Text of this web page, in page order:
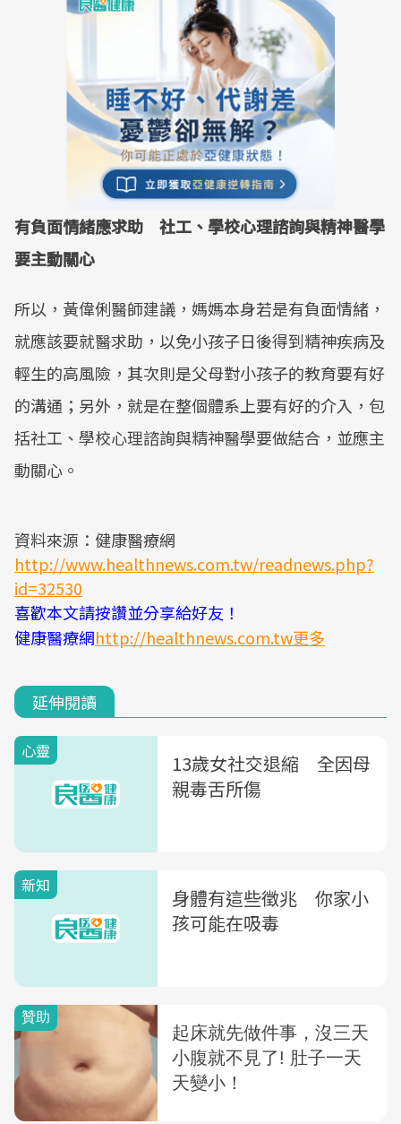
有負面情緒應求助 社工、學校心理諮詢與精神醫學
要主動關心
所以，黃偉俐醫師建議，媽媽本身若是有負面情緒，
就應該要就醫求助，以免小孩子日後得到精神疾病及
輕生的高風險，其次則是父母對小孩子的教育要有好
的溝通；另外，就是在整個體系上要有好的介入，包
括社工、學校心理諮詢與精神醫學要做結合，並應主
動關心。
資料來源：健康醫療網
http://www.healthnews.com.tw/readnews.php?
id=32530
喜歡本文請按讚並分享給好友！
健康醫療網http://healthnews.com.tw更多
延伸閱讀
心靈
13歲女社交退縮 全因母
親毒舌所傷
新知
身體有這些徵兆 你家小
孩可能在吸毒